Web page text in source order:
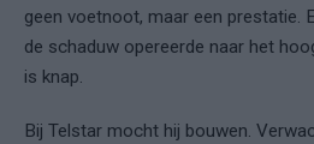
geen voetnoot, maar een prestatie.
de schaduw opereerde naar het
is knap.
Bij Telstar mocht hij bouwen.